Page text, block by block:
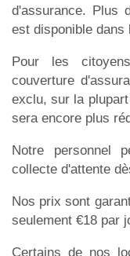
d'assurance. Plus
est disponible
Pour les
couverture
exclu, sur la
sera encore plus
Notre personnel
collecte d'attente
Nos prix sont
seulement €18 par
Certains de nos